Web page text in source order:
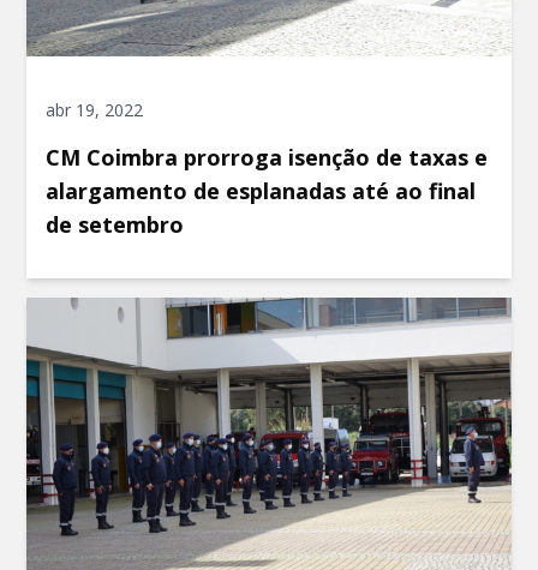
abr 19, 2022
CM Coimbra prorroga isenção de taxas e
alargamento de esplanadas até ao final
de setembro